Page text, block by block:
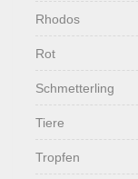
Rhodos
Rot
Schmetterling
Tiere
Tropfen